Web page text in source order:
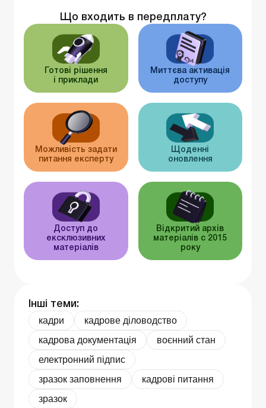
Що входить в передплату?
Готові рішення
і приклади
Миттєва активація
доступу
Можливість задати
питання експерту
Щоденні
оновлення
Доступ до
ексклюзивних
матеріалів
Відкритий архів
матеріалів c 2015
року
Інші теми:
кадри
кадрове діловодство
кадрова документація
воєнний стан
електронний підпис
зразок заповнення
кадрові питання
зразок